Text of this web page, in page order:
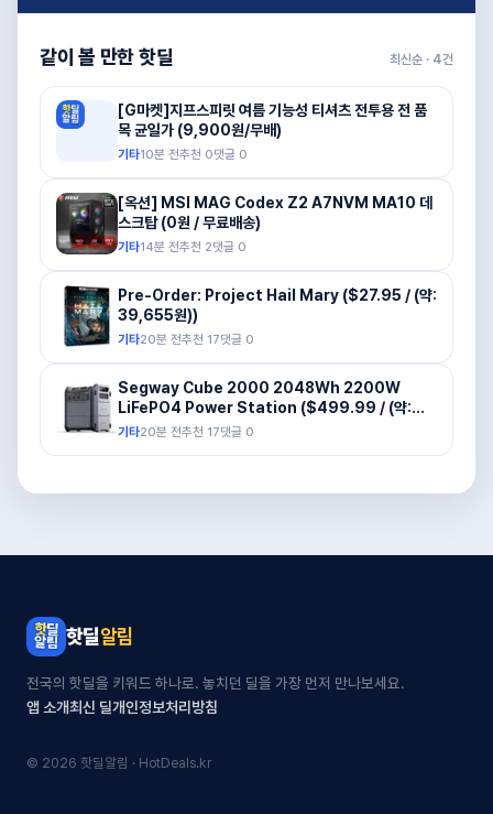
같이 볼 만한 핫딜 최신순 · 4건
[G마켓]지프스피릿 여름 기능성 티셔츠 전투용 전 품
목 균일가 (9,900원/무배)
기타10분 전추천 0댓글 0
[옥션] MSI MAG Codex Z2 A7NVM MA10 데
스크탑 (0원 / 무료배송)
기타14분 전추천 2댓글 0
Pre-Order: Project Hail Mary ($27.95 / (약:
39,655원))
기타20분 전추천 17댓글 0
Segway Cube 2000 2048Wh 2200W
LiFePO4 Power Station ($499.99 / (약:
709,385원))
기타20분 전추천 17댓글 0
핫딜알림
전국의 핫딜을 키워드 하나로. 놓치던 딜을 가장 먼저 만나보세요.
앱 소개최신 딜개인정보처리방침
© 2026 핫딜알림 · HotDeals.kr